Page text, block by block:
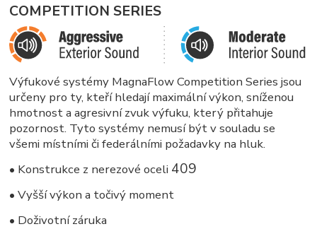
COMPETITION SERIES
Výfukové systémy MagnaFlow Competition Series jsou
určeny pro ty, kteří hledají maximální výkon, sníženou
hmotnost a agresivní zvuk výfuku, který přitahuje
pozornost. Tyto systémy nemusí být v souladu se
všemi místními či federálními požadavky na hluk.
• Konstrukce z nerezové oceli 409
• Vyšší výkon a točivý moment
• Doživotní záruka